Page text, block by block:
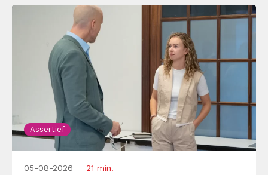
Assertief
05-08-2026 21 min.